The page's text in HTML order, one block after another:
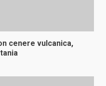
cenere vulcanica,